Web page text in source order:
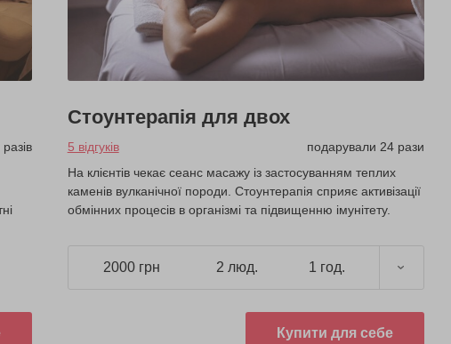
Стоунтерапія для двох
5 відгуків
подарували 24 рази
На клієнтів чекає сеанс масажу із застосуванням теплих
каменів вулканічної породи. Стоунтерапія сприяє активізації
обмінних процесів в організмі та підвищенню імунітету.
2000 грн 2 люд. 1 год.
Купити для себе